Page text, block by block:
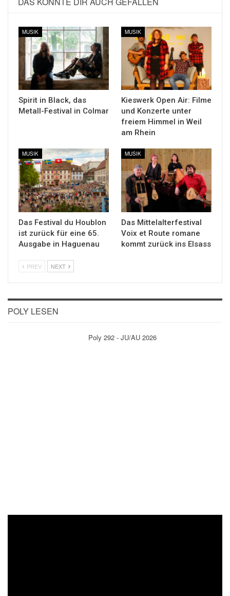
MUSIK
Spirit in Black, das
Metall-Festival in Colmar
MUSIK
Kieswerk Open Air: Filme
und Konzerte unter
freiem Himmel in Weil
am Rhein
MUSIK
Das Festival du Houblon
ist zurück für eine 65.
Ausgabe in Haguenau
MUSIK
Das Mittelalterfestival
Voix et Route romane
kommt zurück ins Elsass
PREV NEXT
POLY LESEN
Poly 292 - JU/AU 2026